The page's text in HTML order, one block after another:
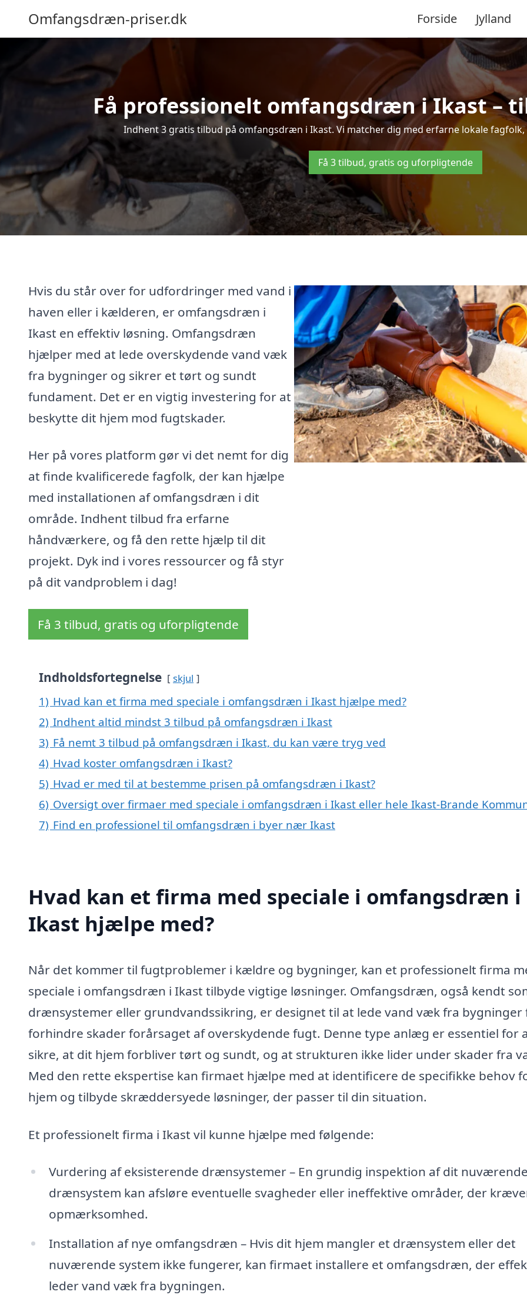
Omfangsdræn-priser.dk Forside Jylland
Få professionelt omfangsdræn i Ikast –
Indhent 3 gratis tilbud på omfangsdræn i Ikast. Vi matcher dig med erfarne lokale
Få 3 tilbud, gratis og uforpligtende
Hvis du står over for udfordringer med vand i
haven eller i kælderen, er omfangsdræn i
Ikast en effektiv løsning. Omfangsdræn
hjælper med at lede overskydende vand væk
fra bygninger og sikrer et tørt og sundt
fundament. Det er en vigtig investering for at
beskytte dit hjem mod fugtskader.
Her på vores platform gør vi det nemt for dig
at finde kvalificerede fagfolk, der kan hjælpe
med installationen af omfangsdræn i dit
område. Indhent tilbud fra erfarne
håndværkere, og få den rette hjælp til dit
projekt. Dyk ind i vores ressourcer og få styr
på dit vandproblem i dag!
Få 3 tilbud, gratis og uforpligtende
Indholdsfortegnelse skjul
1) Hvad kan et firma med speciale i omfangsdræn i Ikast hjælpe med?
2) Indhent altid mindst 3 tilbud på omfangsdræn i Ikast
3) Få nemt 3 tilbud på omfangsdræn i Ikast, du kan være tryg ved
4) Hvad koster omfangsdræn i Ikast?
5) Hvad er med til at bestemme prisen på omfangsdræn i Ikast?
6) Oversigt over firmaer med speciale i omfangsdræn i Ikast eller hele Ikast-Brande
7) Find en professionel til omfangsdræn i byer nær Ikast
Hvad kan et firma med speciale i omfangsdræn i
Ikast hjælpe med?
Når det kommer til fugtproblemer i kældre og bygninger, kan et professionelt firma
speciale i omfangsdræn i Ikast tilbyde vigtige løsninger. Omfangsdræn, også kendt
drænsystemer eller grundvandssikring, er designet til at lede vand væk fra bygninger
forhindre skader forårsaget af overskydende fugt. Denne type anlæg er essentiel for
sikre, at dit hjem forbliver tørt og sundt, og at strukturen ikke lider under skader fra
Med den rette ekspertise kan firmaet hjælpe med at identificere de specifikke behov
hjem og tilbyde skræddersyede løsninger, der passer til din situation.
Et professionelt firma i Ikast vil kunne hjælpe med følgende:
Vurdering af eksisterende drænsystemer – En grundig inspektion af dit nuværende
drænsystem kan afsløre eventuelle svagheder eller ineffektive områder, der
opmærksomhed.
Installation af nye omfangsdræn – Hvis dit hjem mangler et drænsystem eller det
nuværende system ikke fungerer, kan firmaet installere et omfangsdræn, der
leder vand væk fra bygningen.